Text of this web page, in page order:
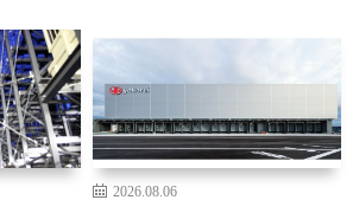
2026.08.06